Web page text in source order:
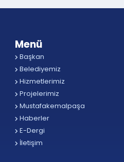
Menü
Başkan
Belediyemiz
Hizmetlerimiz
Projelerimiz
Mustafakemalpaşa
Haberler
E-Dergi
İletişim